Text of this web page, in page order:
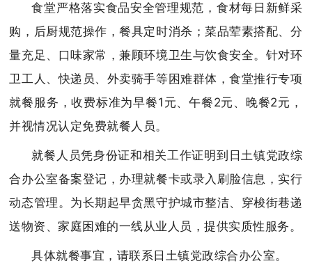
食堂严格落实食品安全管理规范，食材每日新鲜采
购，后厨规范操作，餐具定时消杀；菜品荤素搭配、分
量充足、口味家常，兼顾环境卫生与饮食安全。针对环
卫工人、快递员、外卖骑手等困难群体，食堂推行专项
就餐服务，收费标准为早餐1元、午餐2元、晚餐2元，
并视情况认定免费就餐人员。
就餐人员凭身份证和相关工作证明到日土镇党政综
合办公室备案登记，办理就餐卡或录入刷脸信息，实行
动态管理。为长期起早贪黑守护城市整洁、穿梭街巷递
送物资、家庭困难的一线从业人员，提供实质性服务。
具体就餐事宜，请联系日土镇党政综合办公室。